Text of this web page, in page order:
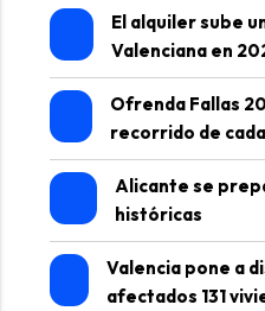
El alquiler sube
Valenciana en
Ofrenda Fallas
recorrido de
Alicante se
históricas
Valencia pone a
afectados 131